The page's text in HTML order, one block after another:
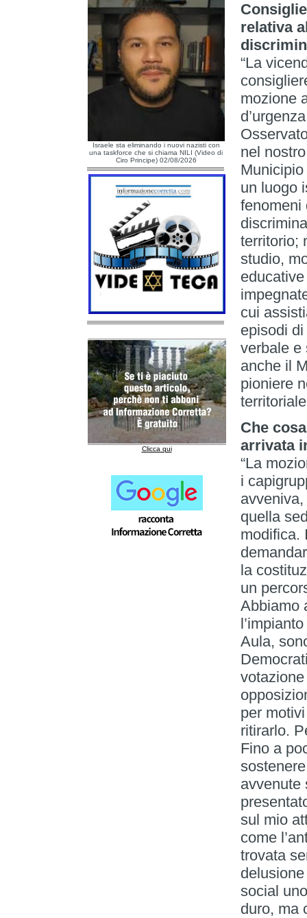
Israele sta eliminando i nuovi nazisti con
una taskforce che si chiama NILI (Video di
Ciro Principe) 02/08/2026
Clicca qui
relativa
“La
mozione
nel
un luogo
fenomeni
territorio;
studio,
cui
episodi
verbale e
anche il
pioniere
Che
arrivata
“La
i
quella
modifica.
la
un
Abbiamo
Aula,
per
ritirarlo.
Fino a
avvenute
sul mio
come
trovata
social
duro, ma